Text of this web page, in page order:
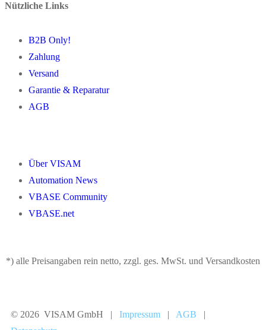
Nützliche Links
B2B Only!
Zahlung
Versand
Garantie & Reparatur
AGB
Über VISAM
Automation News
VBASE Community
VBASE.net
*) alle Preisangaben rein netto, zzgl. ges. MwSt. und Versandkosten
© 2026 VISAM GmbH | Impressum AGB